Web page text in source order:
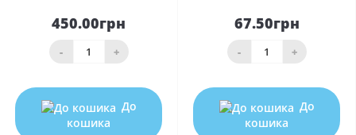
450.00грн
- +
До
кошика
67.50грн
- +
До
кошика